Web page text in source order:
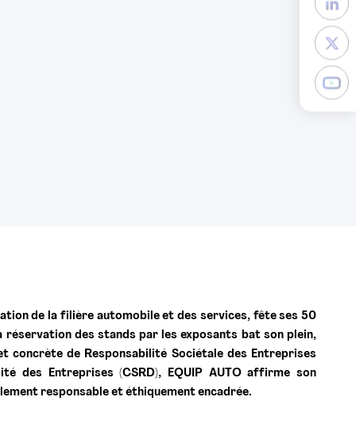
de la filière automobile et des services, fête ses 50
des stands par les exposants bat son plein,
concrète de Responsabilité Sociétale des Entreprises
des Entreprises (CSRD), EQUIP AUTO affirme son
responsable et éthiquement encadrée.